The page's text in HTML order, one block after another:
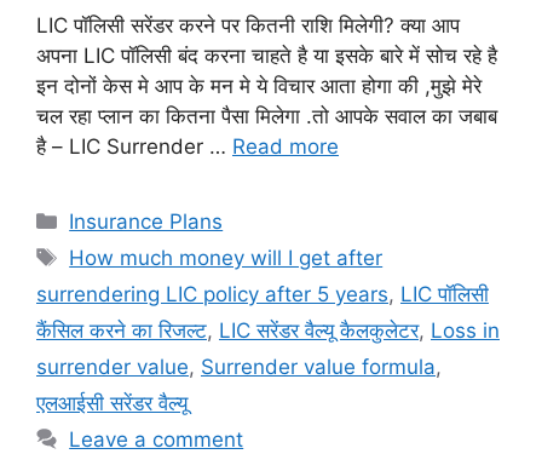
LIC पॉलिसी सरेंडर करने पर कितनी राशि मिलेगी? क्या आप
अपना LIC पॉलिसी बंद करना चाहते है या इसके बारे में सोच रहे है
इन दोनों केस मे आप के मन मे ये विचार आता होगा की ,मुझे मेरे
चल रहा प्लान का कितना पैसा मिलेगा .तो आपके सवाल का जबाब
है – LIC Surrender … Read more
Categories
Insurance Plans
Tags
How much money will I get after
surrendering LIC policy after 5 years, LIC पॉलिसी
कैंसिल करने का रिजल्ट, LIC सरेंडर वैल्यू कैलकुलेटर, Loss in
surrender value, Surrender value formula,
एलआईसी सरेंडर वैल्यू
Leave a comment